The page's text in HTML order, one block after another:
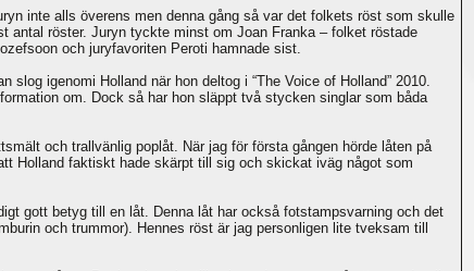
inte alls överens men denna gång så var det folkets röst som skulle
antal röster. Juryn tyckte minst om Joan Franka – folket röstade
och juryfavoriten Peroti hamnade sist.
igenomi Holland när hon deltog i “The Voice of Holland” 2010.
om. Dock så har hon släppt två stycken singlar som båda
och trallvänlig poplåt. När jag för första gången hörde låten på
Holland faktiskt hade skärpt till sig och skickat iväg något som
gott betyg till en låt. Denna låt har också fotstampsvarning och det
och trummor). Hennes röst är jag personligen lite tveksam till